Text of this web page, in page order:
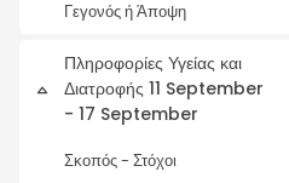
Γεγονός ή Άποψη
Collapse
Πληροφορίες Υγείας και
Διατροφής 11 September
- 17 September
Σκοπός - Στόχοι